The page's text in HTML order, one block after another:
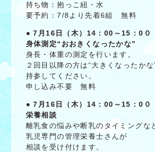
持ち物：抱っこ紐・水
要予約：7/8より先着6組 無料
●7月16日（木）14：00～15：0０
身体測定“おおきくなったかな”
身長・体重の測定を行います。
２回目以降の方は“大きくなったかな
持参してください。
申し込み不要 無料
●7月16日（木）14：00～15：0０
栄養相談
離乳食の悩みや断乳のタイミングな
乳児専門の管理栄養士さんが
相談を受け付けます。